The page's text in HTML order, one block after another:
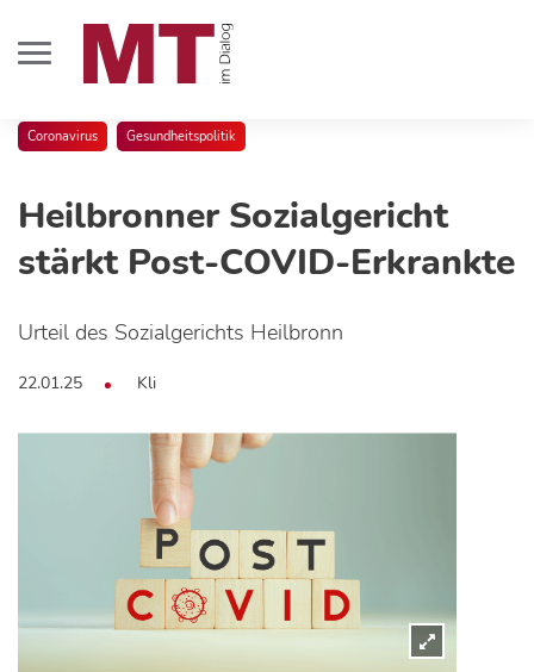
Coronavirus Gesundheitspolitik
Heilbronner Sozialgericht
stärkt Post-COVID-Erkrankte
Urteil des Sozialgerichts Heilbronn
22.01.25 Kli